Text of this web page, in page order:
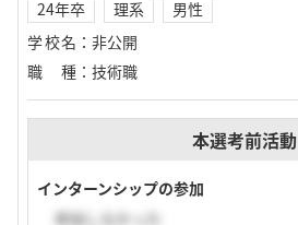
24年卒 理系
男性
学校名 ： 非公開
職種 ： 技術職
本選考前活動
インターンシップの参加
参加しなかった